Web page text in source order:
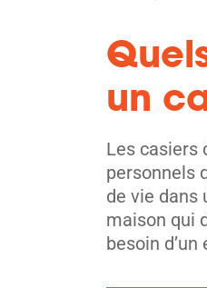
un
Les casiers
personnels
de vie dans
maison qui
besoin